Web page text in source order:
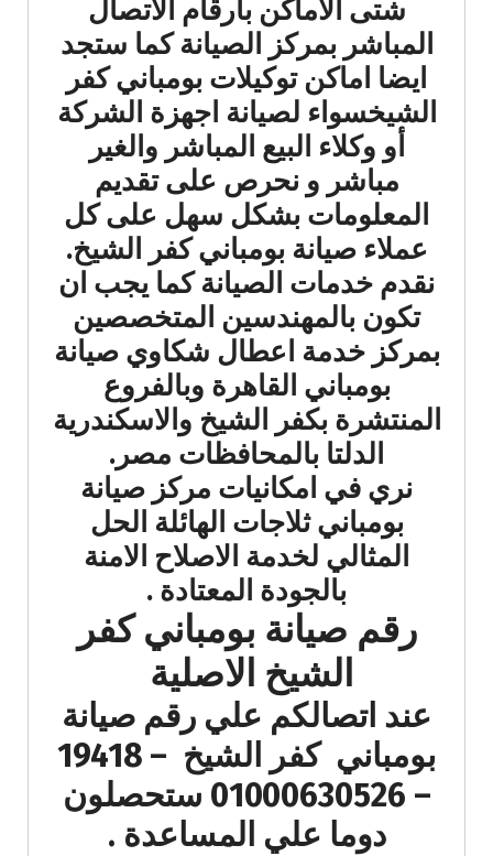
شتى الاماكن بأرقام الاتصال
المباشر بمركز الصيانة كما ستجد
ايضا اماكن توكيلات بومباني كفر
الشيخسواء لصيانة اجهزة الشركة
أو وكلاء البيع المباشر والغير
مباشر و نحرص على تقديم
المعلومات بشكل سهل على كل
عملاء صيانة بومباني كفر الشيخ.
نقدم خدمات الصيانة كما يجب ان
تكون بالمهندسين المتخصصين
بمركز خدمة اعطال شكاوي صيانة
بومباني القاهرة وبالفروع
المنتشرة بكفر الشيخ والاسكندرية
الدلتا بالمحافظات مصر.
نري في امكانيات مركز صيانة
بومباني ثلاجات الهائلة الحل
المثالي لخدمة الاصلاح الامنة
بالجودة المعتادة .
رقم صيانة بومباني كفر
الشيخ الاصلية
عند اتصالكم علي رقم صيانة
بومباني كفر الشيخ – 19418
– 01000630526 ستحصلون
دوما علي المساعدة .